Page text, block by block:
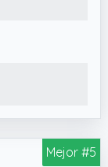
Mejor #5